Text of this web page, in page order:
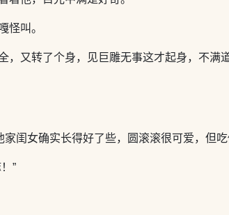
怪叫。
又转了个身，见巨雕无事这才起身，不满道
闺女确实长得好了些，圆滚滚很可爱，但吃
”